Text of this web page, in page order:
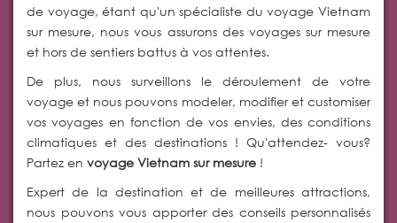
de voyage, étant qu'un spécialiste du voyage Vietnam
sur mesure, nous vous assurons des voyages sur mesure
et hors de sentiers battus à vos attentes.
De plus, nous surveillons le déroulement de votre
voyage et nous pouvons modeler, modifier et customiser
vos voyages en fonction de vos envies, des conditions
climatiques et des destinations ! Qu'attendez- vous?
Partez en voyage Vietnam sur mesure !
Expert de la destination et de meilleures attractions,
nous pouvons vous apporter des conseils personnalisés